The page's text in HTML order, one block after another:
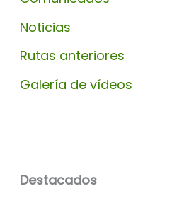
Noticias
Rutas anteriores
Galería de vídeos
Destacados